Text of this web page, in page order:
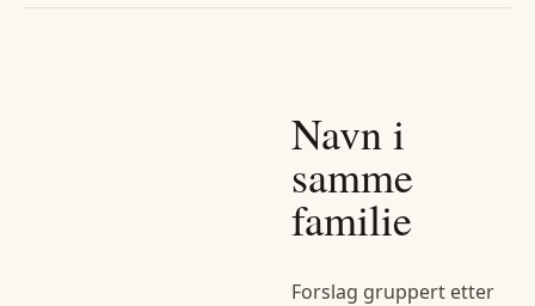
Navn i
samme
familie
Forslag gruppert etter